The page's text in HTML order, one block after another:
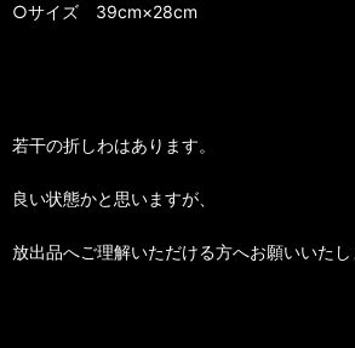
○サイズ 39cm×28cm
若干の折しわはあります。
良い状態かと思いますが、
放出品へご理解いただける方へお願いいたし